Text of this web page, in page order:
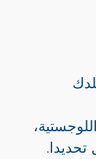
تحديدا.